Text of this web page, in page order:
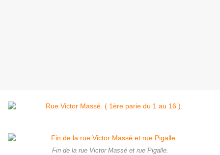
Fin de la rue Victor Massé et rue Pigalle.